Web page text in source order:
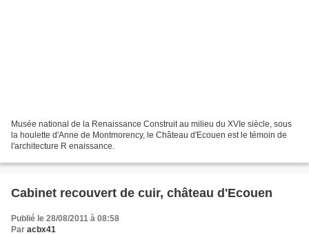
Musée national de la Renaissance Construit au milieu du XVIe siècle, sous
la houlette d'Anne de Montmorency, le Château d'Ecouen est le témoin de
l'architecture R enaissance.
Cabinet recouvert de cuir, château d'Ecouen
Publié le 28/08/2011 à 08:58
Par acbx41